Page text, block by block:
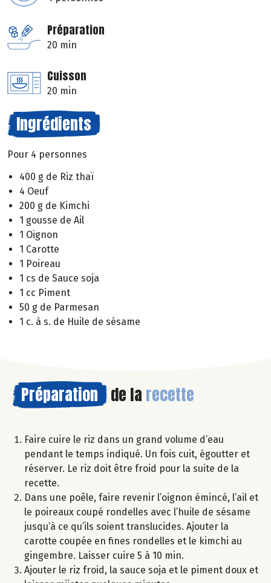
Préparation
20 min
Cuisson
20 min
Ingrédients
Pour 4 personnes
400 g de Riz thaï
4 Oeuf
200 g de Kimchi
1 gousse de Ail
1 Oignon
1 Carotte
1 Poireau
1 cs de Sauce soja
1 cc Piment
50 g de Parmesan
1 c. à s. de Huile de sésame
Préparation de la recette
Faire cuire le riz dans un grand volume d’eau
pendant le temps indiqué. Un fois cuit, égoutter et
réserver. Le riz doit être froid pour la suite de la
recette.
Dans une poêle, faire revenir l’oignon émincé, l’ail et
le poireaux coupé rondelles avec l’huile de sésame
jusqu’à ce qu’ils soient translucides. Ajouter la
carotte coupée en fines rondelles et le kimchi au
gingembre. Laisser cuire 5 à 10 min.
Ajouter le riz froid, la sauce soja et le piment doux et